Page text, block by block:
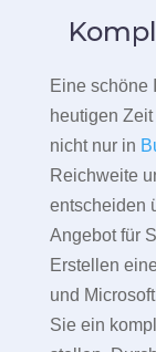
Eine schöne
heutigen
nicht nur in
Reichweite
entscheiden
Angebot für
Erstellen
und
Sie ein